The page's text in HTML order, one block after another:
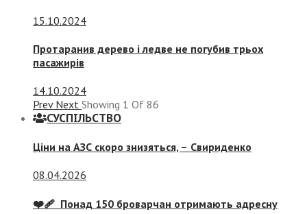
15.10.2024
Протаранив дерево і ледве не погубив трьох
пасажирів
14.10.2024
Prev Next Showing 1 Of 86
СУСПIЛЬСТВО
Ціни на АЗС скоро знизяться, – Свириденко
08.04.2026
❤️‍🩹 Понад 150 броварчан отримають адресну